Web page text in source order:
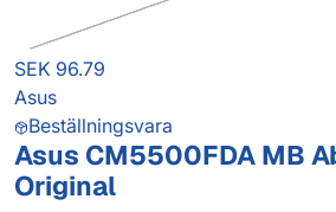
SEK 96.79
Asus
Beställningsvara
Asus CM5500FDA MB
Original